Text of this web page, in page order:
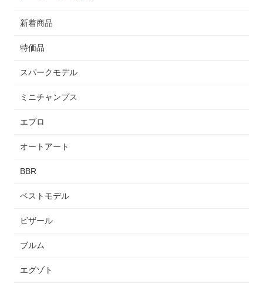
新着商品
特価品
スパークモデル
ミニチャンプス
エブロ
オートアート
BBR
ベストモデル
ビザール
ブルム
エグゾト